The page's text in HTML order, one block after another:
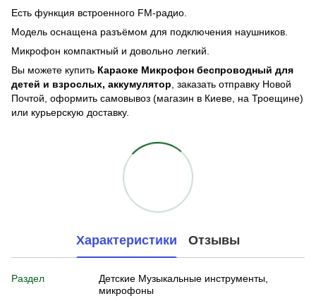
Есть функция встроенного FM-радио.
Модель оснащена разъёмом для подключения наушников.
Микрофон компактный и довольно легкий.
Вы можете купить Караоке Микрофон беспроводный для
детей и взрослых, аккумулятор , заказать отправку Новой
Почтой, оформить самовывоз (магазин в Киеве, на Троещине)
или курьерскую доставку.
Характеристики Отзывы
Раздел
Детские Музыкальные инструменты,
микрофоны